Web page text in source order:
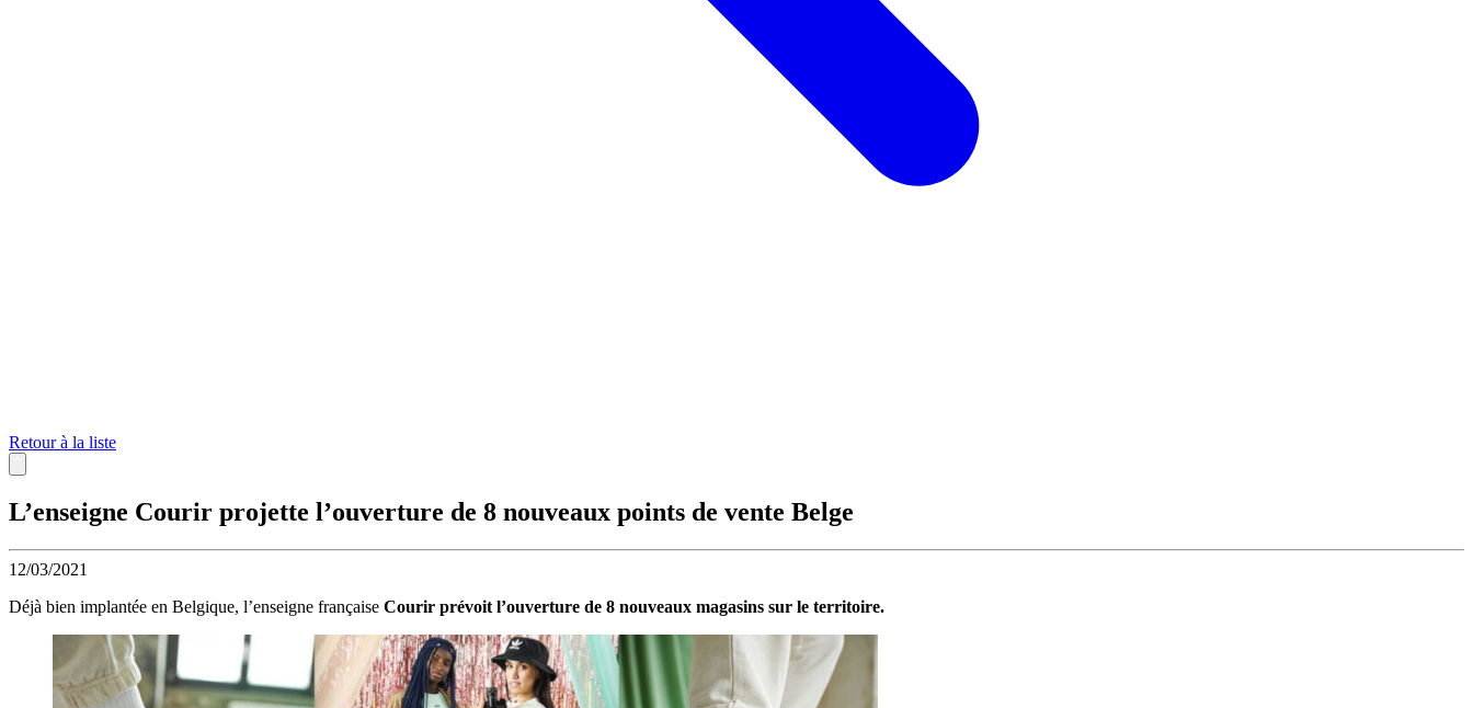
Retour à la liste
L’enseigne Courir projette l’ouverture de 8 nouveaux points de vente Belge
12/03/2021
Déjà bien implantée en Belgique, l’enseigne française Courir prévoit l’ouverture de 8 nouveaux magasins sur le territoire.